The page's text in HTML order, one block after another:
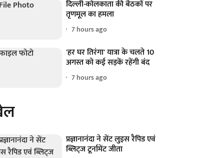
दिल्ली-कोलकाता की बैठकों पर
तृणमूल का हमला
7 hours ago
'हर घर तिरंगा' यात्रा के चलते 10
अगस्त को कई सड़कें रहेंगी बंद
7 hours ago
प्रज्ञानानंदा ने सेंट लुइस रैपिड एवं
ब्लिट्ज टूर्नामेंट जीता